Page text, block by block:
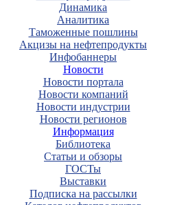
Динамика
Аналитика
Таможенные пошлины
Акцизы на нефтепродукты
Инфобаннеры
Новости
Новости портала
Новости компаний
Новости индустрии
Новости регионов
Информация
Библиотека
Статьи и обзоры
ГОСТы
Выставки
Подписка на рассылки